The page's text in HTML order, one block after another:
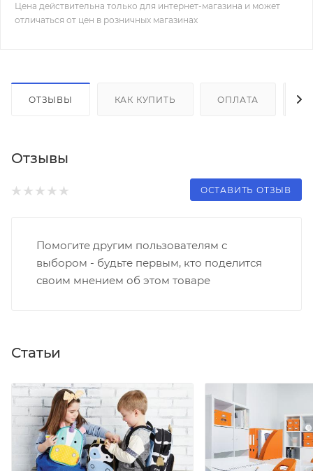
Цена действительна только для интернет-магазина и может
отличаться от цен в розничных магазинах
ОТЗЫВЫ КАК КУПИТЬ ОПЛАТА
Отзывы
ОСТАВИТЬ ОТЗЫВ
Помогите другим пользователям с
выбором - будьте первым, кто поделится
своим мнением об этом товаре
Статьи